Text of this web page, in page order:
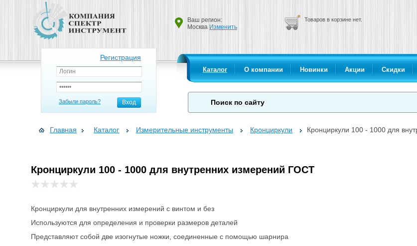
Ваш регион:
Москва Изменить
Товаров в корзине нет.
Регистрация
Забыли пароль? Вход
Каталог О компании Новинки Акции Скидки
Главная Каталог Измерительные инструменты Кронциркули Кронциркули 100 - 1000 для
Кронциркули 100 - 1000 для внутренних измерений ГОСТ
Кронциркули для внутренних измерений с винтом и без
Используются для определения и проверки размеров деталей
Представляют собой две изогнутые ножки, соединенные с помощью шарнира